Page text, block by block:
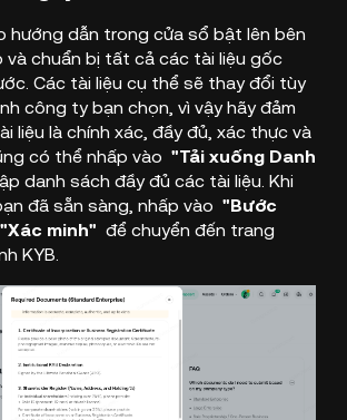
hướng dẫn trong cửa sổ bật lên bên
chuẩn bị tất cả các tài liệu gốc
Các tài liệu cụ thể sẽ thay đổi tùy
công ty bạn chọn, vì vậy hãy đảm
liệu là chính xác, đầy đủ, xác thực và
có thể nhấp vào "Tải xuống Danh
danh sách đầy đủ các tài liệu. Khi
đã sẵn sàng, nhấp vào "Bước
"Xác minh" để chuyển đến trang
KYB.